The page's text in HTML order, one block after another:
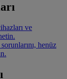
ve
henüz